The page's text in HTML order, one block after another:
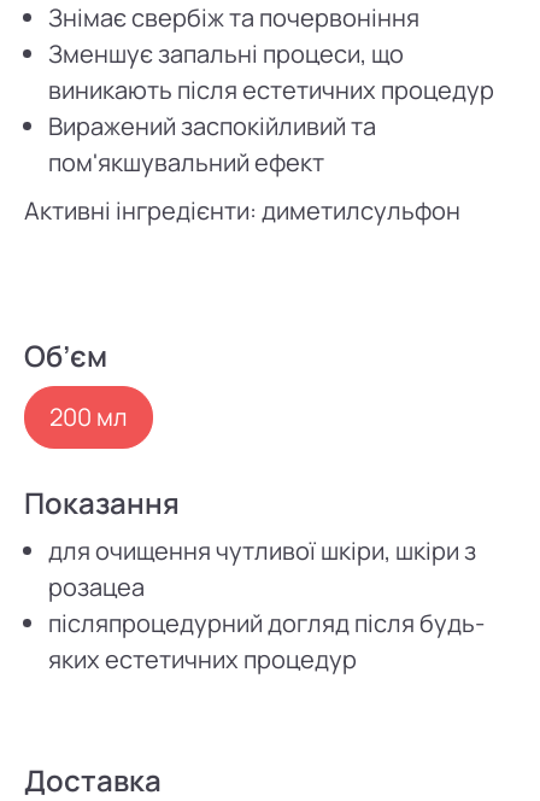
Знімає свербіж та почервоніння
Зменшує запальні процеси, що
виникають після естетичних процедур
Виражений заспокійливий та
пом'якшувальний ефект
Активні інгредієнти: диметилсульфон
Об’єм
200 мл
Показання
для очищення чутливої шкіри, шкіри з
розацеа
післяпроцедурний догляд після будь-
яких естетичних процедур
Доставка